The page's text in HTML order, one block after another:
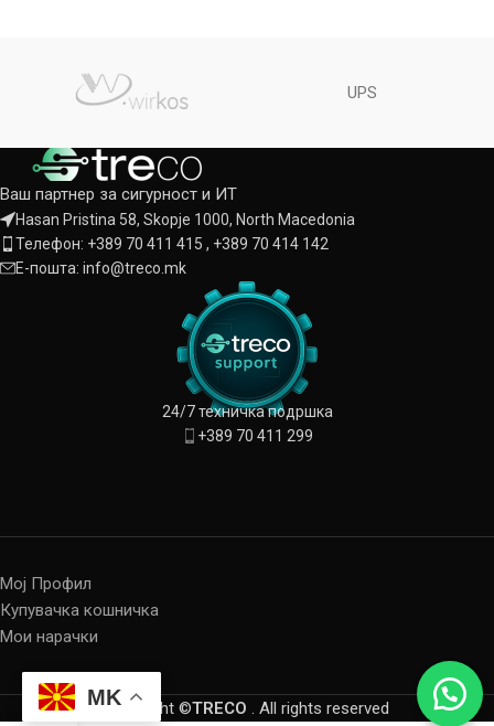
UPS
Ваш партнер за сигурност и ИТ
Hasan Pristina 58, Skopje 1000, North Macedonia
Телефон: +389 70 411 415 , +389 70 414 142
Е-пошта: info@treco.mk
24/7 техничка подршка
+389 70 411 299
Мој Профил
Купувачка кошничка
Мои нарачки
Copyright ©TRECO . All rights reserved
MK